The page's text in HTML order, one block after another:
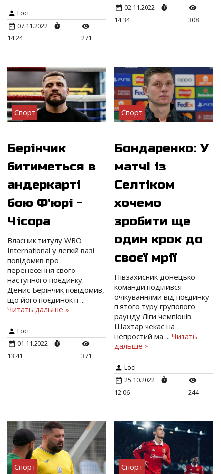
Loci
07.11.2022
14:24
271
02.11.2022
14:34
308
Спорт
Берінчик
битиметься в
андеркарті
бою Ф'юрі -
Чісора
Власник титулу WBO
International у легкій вазі
повідомив про
перенесення свого
наступного поєдинку.
Денис Берінчик повідомив,
що його поєдинок п ...
Читать дальше »
Loci
01.11.2022
13:41
371
Спорт
Бондаренко: У
матчі із
Селтіком
хочемо
зробити ще
один крок до
своєї мрії
Півзахисник донецької
команди поділився
очікуваннями від поєдинку
п'ятого туру групового
раунду Ліги чемпіонів.
Шахтар чекає на
непростий ма...Читать
дальше »
Loci
25.10.2022
12:06
244
Спорт Спорт